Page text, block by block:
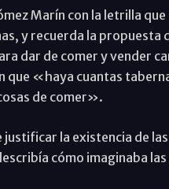
Marín con la letrilla
y recuerda la propuesta
dar de comer y vender
que «haya cuantas
de comer».
justificar la existencia de
cómo imaginaba